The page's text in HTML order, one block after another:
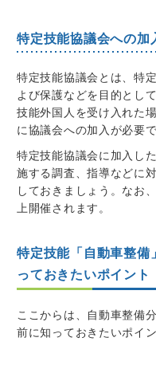
特定技能協議会への加
特定技能協議会とは、特
よび保護などを目的とし
技能外国人を受け入れた
に協議会への加入が必要で
特定技能協議会に加入し
施する調査、指導などに
しておきましょう。なお
上開催されます。
特定技能「自動車整備
っておきたいポイント
ここからは、自動車整備
前に知っておきたいポイ